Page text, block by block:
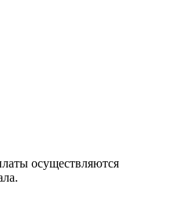
осуществляются